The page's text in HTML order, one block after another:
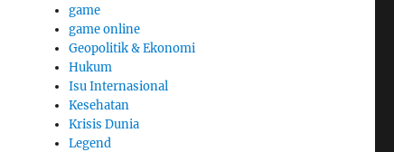
game
game online
Geopolitik & Ekonomi
Hukum
Isu Internasional
Kesehatan
Krisis Dunia
Legend